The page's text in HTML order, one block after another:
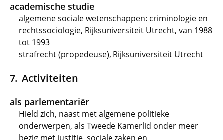
academische studie
algemene sociale wetenschappen: criminologie en
rechtssociologie, Rijksuniversiteit Utrecht, van 1988
tot 1993
strafrecht (propedeuse), Rijksuniversiteit Utrecht
Activiteiten
als parlementariër
Hield zich, naast met algemene politieke
onderwerpen, als Tweede Kamerlid onder meer
bezig met justitie, sociale zaken en